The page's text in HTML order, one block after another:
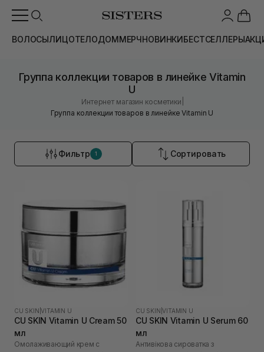
ВОЛОСЫЛИЦОТЕЛОДОММЕРЧНОВИНКИБЕСТСЕЛЛЕРЫ
Группа коллекции товаров в линейке Vitamin
U
Интернет магазин косметики
Группа коллекции товаров в линейке Vitamin U
Фильтр 1 Сортировать
CU SKIN |VITAMIN U
CU SKIN Vitamin U Cream 50
мл
Омолаживающий крем с
CU SKIN |VITAMIN U
CU SKIN Vitamin U Serum 60
мл
Антивікова сироватка з